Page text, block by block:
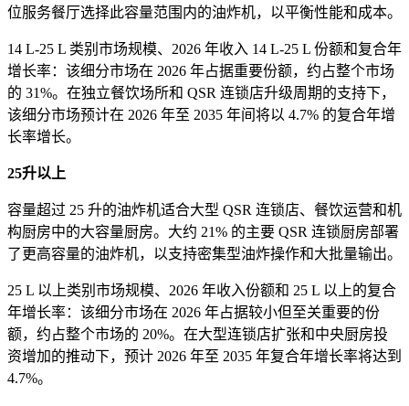
位服务餐厅选择此容量范围内的油炸机，以平衡性能和成本。
14 L-25 L 类别市场规模、2026 年收入 14 L-25 L 份额和复合年
增长率：该细分市场在 2026 年占据重要份额，约占整个市场
的 31%。在独立餐饮场所和 QSR 连锁店升级周期的支持下，
该细分市场预计在 2026 年至 2035 年间将以 4.7% 的复合年增
长率增长。
25升以上
容量超过 25 升的油炸机适合大型 QSR 连锁店、餐饮运营和机
构厨房中的大容量厨房。大约 21% 的主要 QSR 连锁厨房部署
了更高容量的油炸机，以支持密集型油炸操作和大批量输出。
25 L 以上类别市场规模、2026 年收入份额和 25 L 以上的复合
年增长率：该细分市场在 2026 年占据较小但至关重要的份
额，约占整个市场的 20%。在大型连锁店扩张和中央厨房投
资增加的推动下，预计 2026 年至 2035 年复合年增长率将达到
4.7%。